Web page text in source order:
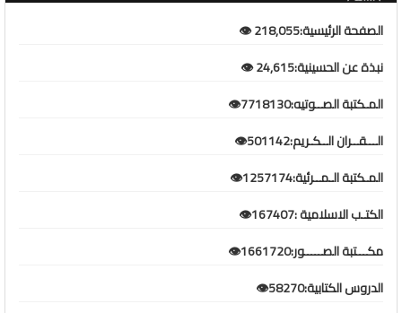
الصفحة الرئيسية:218,055 👁️
نبذة عن الحسينية:24,615 👁️
المـكتبة الصــوتيه:7718130👁️
الـــقــران الــكـريم:501142👁️
المـكتبة الـمــرئية:1257174👁️
الكتـب الاسلامية :167407👁️
مكـــتبة الصـــــور:1661720👁️
الدروس الكتابية:58270👁️